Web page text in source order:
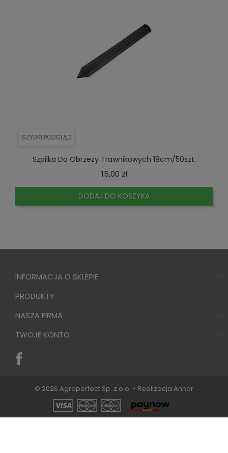
SZYBKI PODGLĄD
Szpilka Do Obrzeży Trawnikowych 18cm/50szt.
15,00 złCena
DODAJ DO KOSZYKA
INFORMACJA O SKLEPIE
PRODUKTY
NASZA FIRMA
TWOJE KONTO
© 2026 Agroperfect Sp. z o.o. - Realizacja Anhor